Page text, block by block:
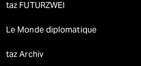
taz FUTURZWEI
Le Monde diplomatique
taz Archiv